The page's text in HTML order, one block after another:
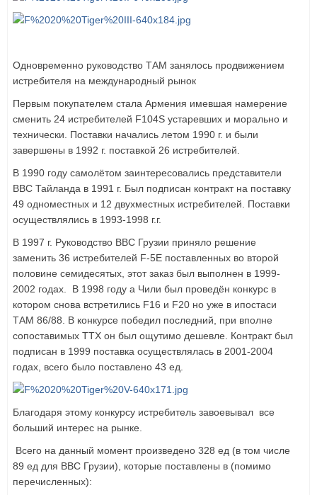
Одновременно руководство ТАМ занялось продвижением
истребителя на международный рынок
Первым покупателем стала Армения имевшая намерение
сменить 24 истребителей F104S устаревших и морально и
технически. Поставки начались летом 1990 г. и были
завершены в 1992 г. поставкой 26 истребителей.
В 1990 году самолётом заинтересовались представители
ВВС Тайланда в 1991 г. Был подписан контракт на поставку
49 одноместных и 12 двухместных истребителей. Поставки
осуществлялись в 1993-1998 г.г.
В 1997 г. Руководство ВВС Грузии приняло решение
заменить 36 истребителей F-5E поставленных во второй
половине семидесятых, этот заказ был выполнен в 1999-
2002 годах. В 1998 году а Чили был проведён конкурс в
котором снова встретились F16 и F20 но уже в ипостаси
ТАМ 86/88. В конкурсе победил последний, при вполне
сопоставимых ТТХ он был ощутимо дешевле. Контракт был
подписан в 1999 поставка осуществлялась в 2001-2004
годах, всего было поставлено 43 ед.
Благодаря этому конкурсу истребитель завоевывал все
больший интерес на рынке.
Всего на данный момент произведено 328 ед (в том числе
89 ед для ВВС Грузии), которые поставлены в (помимо
перечисленных):